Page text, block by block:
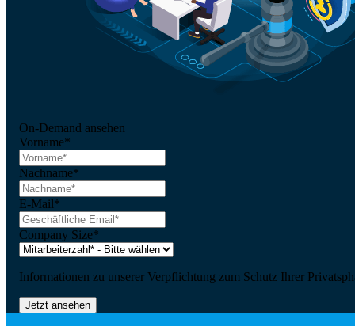
On-Demand ansehen
Vorname*
Nachname*
E-Mail*
Company Size*
Informationen zu unserer Verpflichtung zum Schutz Ihrer